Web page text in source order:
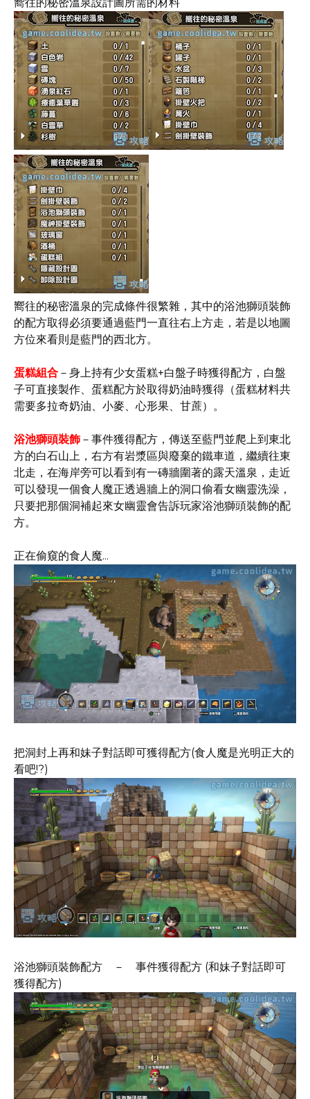
嚮往的秘密溫泉的完成條件很繁雜，其中的浴池獅頭裝飾
的配方取得必須要通過藍門一直往右上方走，若是以地圖
方位來看則是藍門的西北方。
蛋糕組合 －身上持有少女蛋糕+白盤子時獲得配方，白盤
子可直接製作、蛋糕配方於取得奶油時獲得（蛋糕材料共
需要多拉奇奶油、小麥、心形果、甘蔗）。
浴池獅頭裝飾 －事件獲得配方，傳送至藍門並爬上到東北
方的白石山上，右方有岩漿區與廢棄的鐵車道，繼續往東
北走，在海岸旁可以看到有一磚牆圍著的露天溫泉，走近
可以發現一個食人魔正透過牆上的洞口偷看女幽靈洗澡，
只要把那個洞補起來女幽靈會告訴玩家浴池獅頭裝飾的配
方。
正在偷窺的食人魔...
把洞封上再和妹子對話即可獲得配方(食人魔是光明正大的
看吧!?)
浴池獅頭裝飾配方 － 事件獲得配方 (和妹子對話即可
獲得配方)